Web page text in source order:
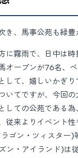
き、馬事公苑も緑
に霧雨で、日中は
オープンが76名、
して、嬉しいかぎ
いてですが、今回
しての公苑である
従来よりイベント
ゴン・ツィスター)
ン・アイランド)は